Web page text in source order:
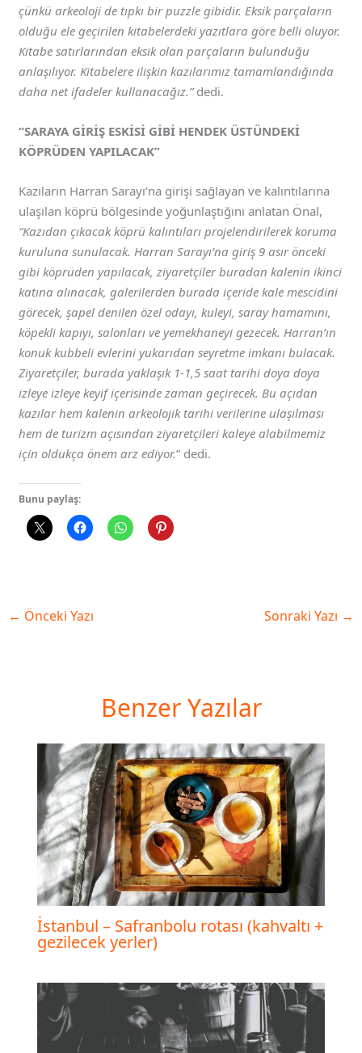
çünkü arkeoloji de tıpkı bir puzzle gibidir. Eksik parçaların
olduğu ele geçirilen kitabelerdeki yazıtlara göre belli oluyor.
Kitabe satırlarından eksik olan parçaların bulunduğu
anlaşılıyor. Kitabelere ilişkin kazılarımız tamamlandığında
daha net ifadeler kullanacağız.”dedi.
“SARAYA GİRİŞ ESKİSİ GİBİ HENDEK ÜSTÜNDEKİ
KÖPRÜDEN YAPILACAK”
Kazıların Harran Sarayı’na girişi sağlayan ve kalıntılarına
ulaşılan köprü bölgesinde yoğunlaştığını anlatan Önal,
“Kazıdan çıkacak köprü kalıntıları projelendirilerek koruma
kuruluna sunulacak. Harran Sarayı’na giriş 9 asır önceki
gibi köprüden yapılacak, ziyaretçiler buradan kalenin ikinci
katına alınacak, galerilerden burada içeride kale mescidini
görecek, şapel denilen özel odayı, kuleyi, saray hamamını,
köpekli kapıyı, salonları ve yemekhaneyi gezecek. Harran’ın
konuk kubbeli evlerini yukarıdan seyretme imkanı bulacak.
Ziyaretçiler, burada yaklaşık 1-1,5 saat tarihi doya doya
izleye izleye keyif içerisinde zaman geçirecek. Bu açıdan
kazılar hem kalenin arkeolojik tarihi verilerine ulaşılması
hem de turizm açısından ziyaretçileri kaleye alabilmemiz
için oldukça önem arz ediyor.” dedi.
Bunu paylaş:
← Önceki Yazı Sonraki Yazı →
Benzer Yazılar
İstanbul – Safranbolu rotası (kahvaltı +
gezilecek yerler)